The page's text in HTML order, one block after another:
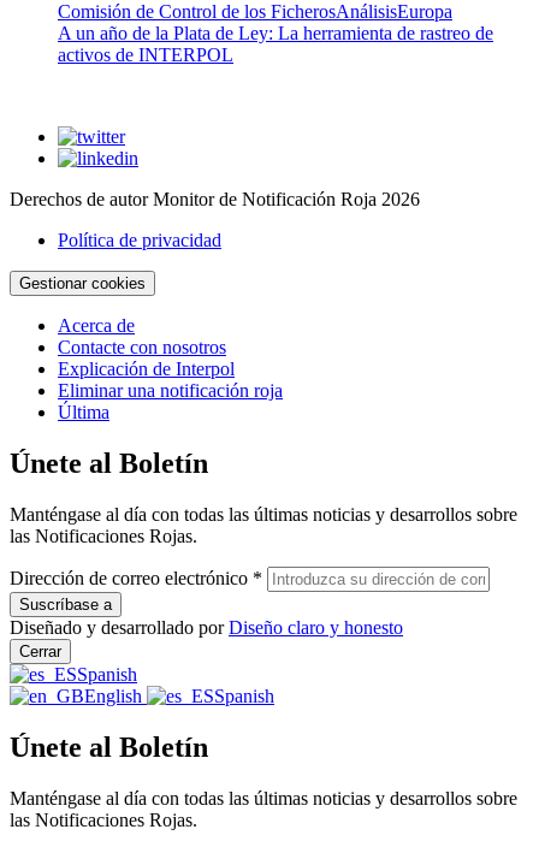
Comisión de Control de los FicherosAnálisisEuropa
A un año de la Plata de Ley: La herramienta de rastreo de
activos de INTERPOL
Derechos de autor Monitor de Notificación Roja 2026
Política de privacidad
Gestionar cookies
Acerca de
Contacte con nosotros
Explicación de Interpol
Eliminar una notificación roja
Última
Únete al Boletín
Manténgase al día con todas las últimas noticias y desarrollos sobre
las Notificaciones Rojas.
Dirección de correo electrónico *
Diseñado y desarrollado por Diseño claro y honesto
Cerrar
Spanish
English
Spanish
Únete al Boletín
Manténgase al día con todas las últimas noticias y desarrollos sobre
las Notificaciones Rojas.